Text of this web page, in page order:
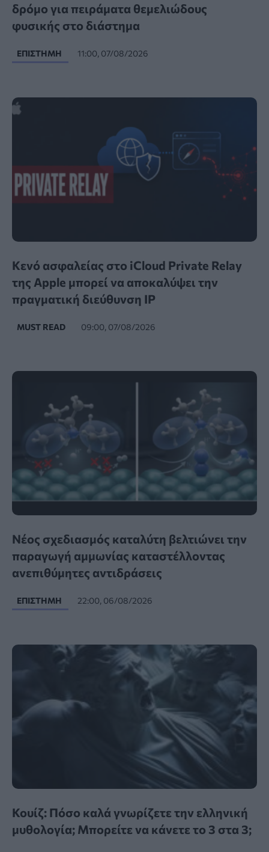
δρόμο για πειράματα θεμελιώδους
φυσικής στο διάστημα
ΕΠΙΣΤΉΜΗ 11:00, 07/08/2026
Κενό ασφαλείας στο iCloud Private Relay
της Apple μπορεί να αποκαλύψει την
πραγματική διεύθυνση IP
MUST READ 09:00, 07/08/2026
Νέος σχεδιασμός καταλύτη βελτιώνει την
παραγωγή αμμωνίας καταστέλλοντας
ανεπιθύμητες αντιδράσεις
ΕΠΙΣΤΉΜΗ 22:00, 06/08/2026
Κουίζ: Πόσο καλά γνωρίζετε την ελληνική
μυθολογία; Μπορείτε να κάνετε το 3 στα 3;